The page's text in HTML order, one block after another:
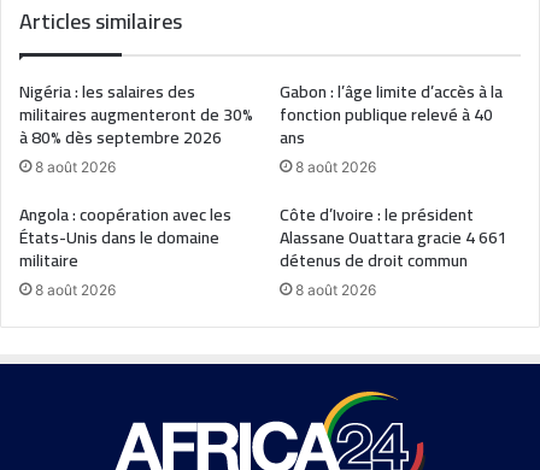
Articles similaires
Nigéria : les salaires des
militaires augmenteront de 30%
à 80% dès septembre 2026
8 août 2026
Gabon : l’âge limite d’accès à la
fonction publique relevé à 40
ans
8 août 2026
Angola : coopération avec les
États-Unis dans le domaine
militaire
8 août 2026
Côte d’Ivoire : le président
Alassane Ouattara gracie 4 661
détenus de droit commun
8 août 2026